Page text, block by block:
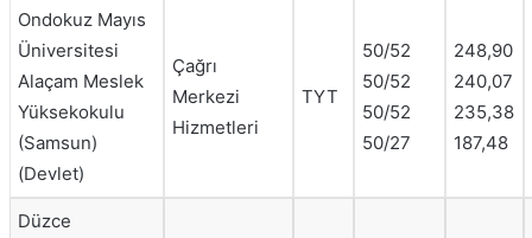
Ondokuz Mayıs
Üniversitesi
Alaçam Meslek
Yüksekokulu
(Samsun)
(Devlet)
Çağrı
Merkezi
Hizmetleri
TYT
50/52
50/52
50/52
50/27
248,90
240,07
235,38
187,48
Düzce